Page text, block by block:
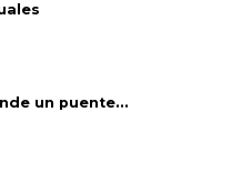
un puente...